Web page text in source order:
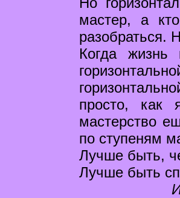
мастер, а
разобраться.
Когда жизнь
просто, как
мастерство
по ступеням
Лучше быть,
Лучше быть